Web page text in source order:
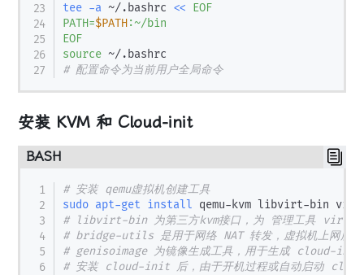
tee -a ~/.bashrc << EOF
PATH=$PATH:~/bin
EOF
source
# 配置命令为当前用户全局命令
安装 KVM 和 Cloud-init
BASH
# 安装 qemu虚拟机创建工具
sudo apt-get install
# libvirt-bin 为第三方kvm接口，为 管理工具 virt-
# bridge-utils 是用于网络 NAT 转发，虚拟机上网所用
# genisoimage 为镜像生成工具，用于生成 cloud-init
# 安装 cloud-init 后，由于开机过程或自动启动